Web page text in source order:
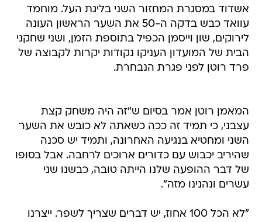
אשדוד במסגרת המחזור השני בליגת העל. מוחמד
עוואד כבש בדקה ה-50 את השער הראשון העונה
לירוקים, שון וייסמן הכפיל בתוספת הזמן, ושני שחקני
הבית של המועדון העניקו נקודות יקרות לקבוצה של
פרד רוטן לפני פגרת הנבחרת.
המאמן רוטן אמר בסיום ש"זה היה משחק קצת
עצבני, כי תמיד זה ככה כשאתה לא כובש את השער
השני ומחטיא בנגיעה האחרונה, ותמיד יש סכנה
שהיריב יכבוש עם כדורים ארוכים לרחבה. אבל בסופו
של דבר ההופעה שלנו הייתה טובה, כבשנו שני
עשרים ונהנינו מזה".
"לא הכל 100 אחוז, יש דברים שצריך לשפר. ייצרנו